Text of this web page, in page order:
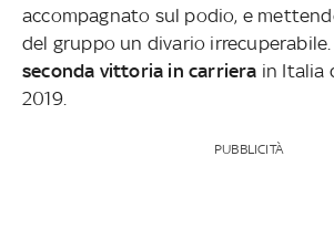
accompagnato sul podio, e
del gruppo un divario
seconda vittoria in carriera in Italia
2019.
PUBBLICITÀ